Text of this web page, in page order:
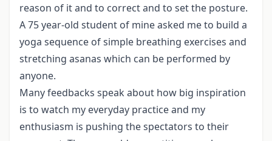
reason of it and to correct and to set the posture.
A 75 year-old student of mine asked me to build a
yoga sequence of simple breathing exercises and
stretching asanas which can be performed by
anyone.
Many feedbacks speak about how big inspiration
is to watch my everyday practice and my
enthusiasm is pushing the spectators to their